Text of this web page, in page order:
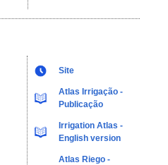
Site
Atlas Irrigação -
Publicação
Irrigation Atlas -
English version
Atlas Riego -